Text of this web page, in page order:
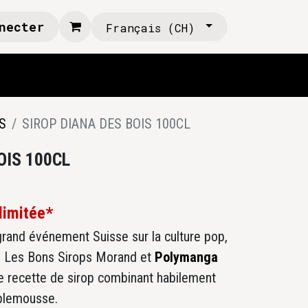
Français (CH)
SIROP DIANA DES BOIS 100CL
100CL
événement Suisse sur la culture pop,
Bons Sirops Morand et Polymanga
recette de sirop combinant habilement